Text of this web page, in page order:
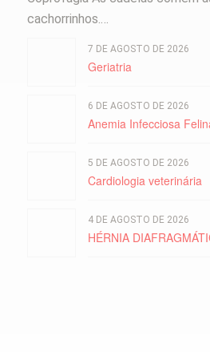
cachorrinhos.…
7 DE AGOSTO DE 2026
Geriatria
6 DE AGOSTO DE 2026
Anemia Infecciosa
5 DE AGOSTO DE 2026
Cardiologia veterinária
4 DE AGOSTO DE 2026
HÉRNIA
CAMPANHA
VACINAÇÃO